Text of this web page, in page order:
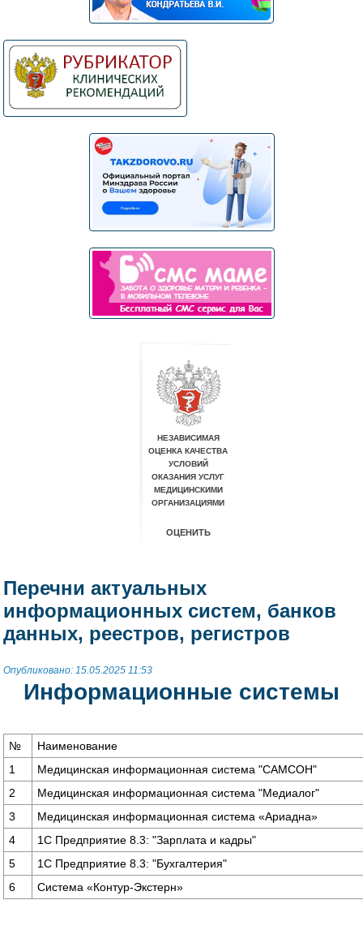
Перечни актуальных
информационных систем, банков
данных, реестров, регистров
Опубликовано: 15.05.2025 11:53
Информационные системы
№
Наименование
1
Медицинская информационная система "САМСОН"
2
Медицинская информационная система "Медиалог"
3
Медицинская информационная система «Ариадна»
4
1С Предприятие 8.3: "Зарплата и кадры"
5
1С Предприятие 8.3: "Бухгалтерия"
6
Система «Контур-Экстерн»